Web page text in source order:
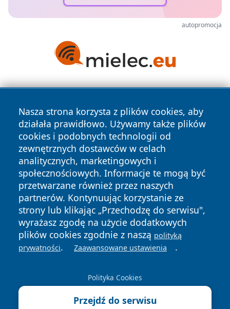
autopromocja
Nasza strona korzysta z plików cookies, aby
działała prawidłowo. Używamy także plików
cookies i podobnych technologii od
zewnętrznych dostawców w celach
analitycznych, marketingowych i
społecznościowych. Informacje te mogą być
przetwarzane również przez naszych
partnerów. Kontynuując korzystanie ze
strony lub klikając „Przechodzę do serwisu",
wyrażasz zgodę na użycie dodatkowych
plików cookies zgodnie z naszą polityką
prywatności. Zaawansowane ustawienia .
Polityka Cookies
Przejdź do serwisu
Copyright © 2026 wrotatarnowa.pl Wszystkie prawa
zastrzeżone.
News Autorzy
Polityka
Prywatności
Polityka
Cookies